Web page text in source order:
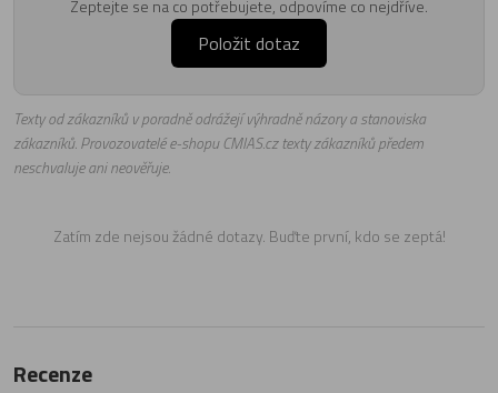
Zeptejte se na co potřebujete, odpovíme co nejdříve.
Položit dotaz
Texty od zákazníků v poradně odrážejí výhradně názory a stanoviska
zákazníků. Provozovatelé e-shopu CMIAS.cz texty zákazníků předem
neschvaluje ani neověřuje.
Zatím zde nejsou žádné dotazy. Buďte první, kdo se zeptá!
Recenze